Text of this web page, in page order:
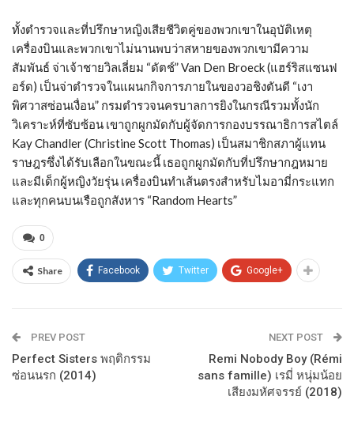
ทั้งตำรวจและที่ปรึกษาหญิงเสียชีวิตคู่ของพวกเขาในอุบัติเหตุ
เครื่องบินและพวกเขาไม่นานพบว่าสหายของพวกเขามีความ
สัมพันธ์ จ่าเจ้าชายวิลเลี่ยม “ดัตช์” Van Den Broeck (แฮร์ริสแซนฟ
อร์ด) เป็นจ่าตำรวจในแผนกกิจการภายในของวอชิงตันดี “เงา
พิศวาสซ่อนเงื่อน” กรมตำรวจนครบาลการยิงในกรณีรวมทั้งนัก
วิเคราะห์ที่ซับซ้อน เขาถูกผูกมัดกับผู้จัดการกองบรรณาธิการสไตล์
Kay Chandler (Christine Scott Thomas) เป็นสมาชิกสภาผู้แทน
ราษฎรซึ่งได้รับเลือกในขณะนี้ เธอถูกผูกมัดกับที่ปรึกษากฎหมาย
และมีเด็กผู้หญิงวัยรุ่น เครื่องบินทำเส้นตรงสำหรับไมอามี่กระแทก
และทุกคนบนเรือถูกสังหาร “Random Hearts”
0
Share Facebook Twitter Google+
PREV POST
Perfect Sisters พฤติกรรม
ซ่อนนรก (2014)
NEXT POST
Remi Nobody Boy (Rémi
sans famille) เรมี่ หนุ่มน้อย
เสียงมหัศจรรย์ (2018)